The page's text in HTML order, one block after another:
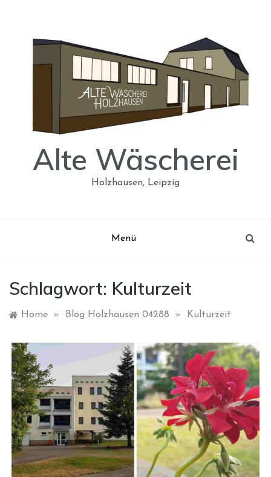
Alte Wäscherei
Holzhausen, Leipzig
Menü
Schlagwort: Kulturzeit
Home » Blog Holzhausen 04288 » Kulturzeit